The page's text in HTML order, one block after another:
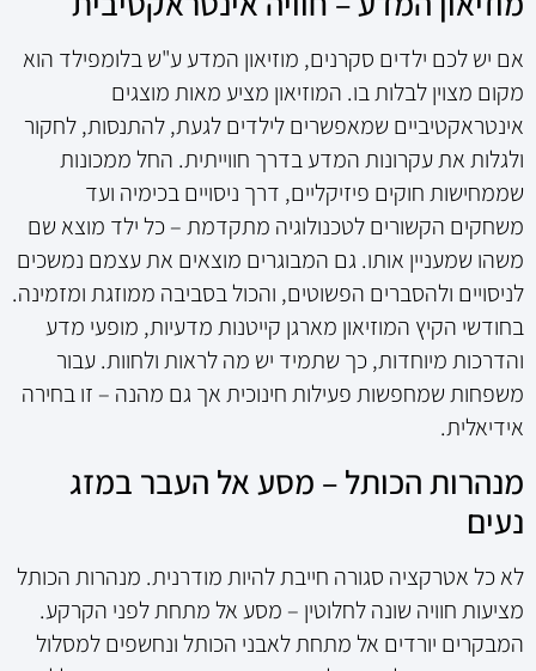
אם יש לכם ילדים סקרנים, מוזיאון המדע ע"ש בלומפילד הוא
מקום מצוין לבלות בו. המוזיאון מציע מאות מוצגים
אינטראקטיביים שמאפשרים לילדים לגעת, להתנסות, לחקור
ולגלות את עקרונות המדע בדרך חווייתית. החל ממכונות
שממחישות חוקים פיזיקליים, דרך ניסויים בכימיה ועד
משחקים הקשורים לטכנולוגיה מתקדמת – כל ילד מוצא שם
משהו שמעניין אותו. גם המבוגרים מוצאים את עצמם נמשכים
לניסויים ולהסברים הפשוטים, והכול בסביבה ממוזגת ומזמינה.
בחודשי הקיץ המוזיאון מארגן קייטנות מדעיות, מופעי מדע
והדרכות מיוחדות, כך שתמיד יש מה לראות ולחוות. עבור
משפחות שמחפשות פעילות חינוכית אך גם מהנה – זו בחירה
אידיאלית.
מנהרות הכותל – מסע אל העבר במזג
נעים
לא כל אטרקציה סגורה חייבת להיות מודרנית. מנהרות הכותל
מציעות חוויה שונה לחלוטין – מסע אל מתחת לפני הקרקע.
המבקרים יורדים אל מתחת לאבני הכותל ונחשפים למסלול